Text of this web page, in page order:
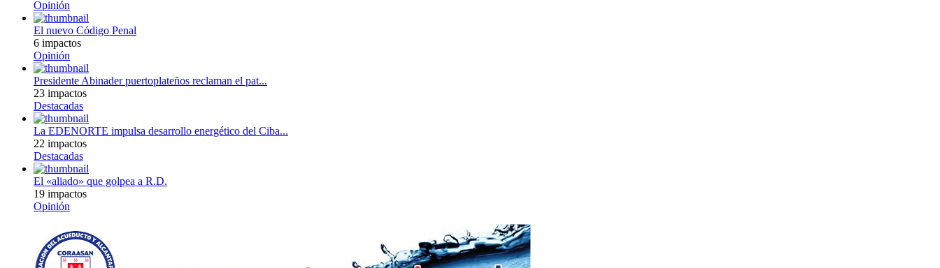
Opinión
El nuevo Código Penal
6 impactos
Opinión
Presidente Abinader puertoplateños reclaman el pat...
23 impactos
Destacadas
La EDENORTE impulsa desarrollo energético del Ciba...
22 impactos
Destacadas
El «aliado» que golpea a R.D.
19 impactos
Opinión